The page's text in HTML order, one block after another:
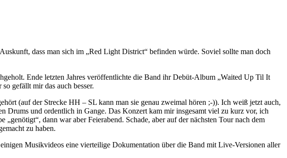
dass man sich im „Red Light District“ befinden würde. Soviel sollte man doch
Ende letzten Jahres veröffentlichte die Band ihr Debüt-Album „Waited Up Til It
gefällt mir das auch besser.
(auf der Strecke HH – SL kann man sie genau zweimal hören ;-)). Ich weiß jetzt auch,
Drums und ordentlich in Gange. Das Konzert kam mir insgesamt viel zu kurz vor, ich
dann war aber Feierabend. Schade, aber auf der nächsten Tour nach dem
zu haben.
Musikvideos eine vierteilige Dokumentation über die Band mit Live-Versionen aller